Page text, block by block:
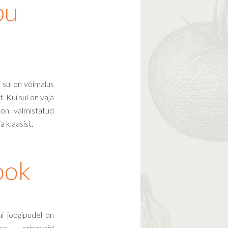
on võimalus
Kui sul on vaja
valmistatud
klaasist.
joogipudel on